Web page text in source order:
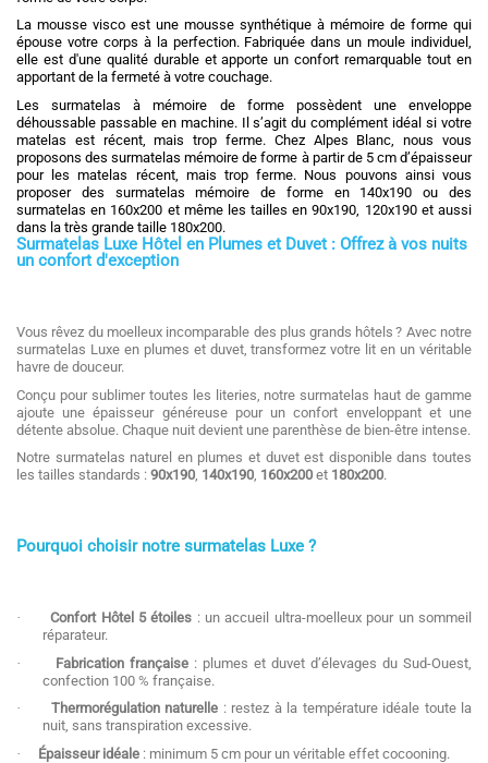
La mousse visco est une mousse synthétique à mémoire de forme qui
épouse votre corps à la perfection. Fabriquée dans un moule individuel,
elle est d'une qualité durable et apporte un confort remarquable tout en
apportant de la fermeté à votre couchage.
Les surmatelas à mémoire de forme possèdent une enveloppe
déhoussable passable en machine. Il s’agit du complément idéal si votre
matelas est récent, mais trop ferme. Chez Alpes Blanc, nous vous
proposons des surmatelas mémoire de forme à partir de 5 cm d’épaisseur
pour les matelas récent, mais trop ferme. Nous pouvons ainsi vous
proposer des surmatelas mémoire de forme en 140x190 ou des
surmatelas en 160x200 et même les tailles en 90x190, 120x190 et aussi
dans la très grande taille 180x200.
Surmatelas Luxe Hôtel en Plumes et Duvet : Offrez à vos nuits
un confort d'exception
Vous rêvez du moelleux incomparable des plus grands hôtels ? Avec notre
surmatelas Luxe en plumes et duvet, transformez votre lit en un véritable
havre de douceur.
Conçu pour sublimer toutes les literies, notre surmatelas haut de gamme
ajoute une épaisseur généreuse pour un confort enveloppant et une
détente absolue. Chaque nuit devient une parenthèse de bien-être intense.
Notre surmatelas naturel en plumes et duvet est disponible dans toutes
les tailles standards : 90x190, 140x190, 160x200 et 180x200.
Pourquoi choisir notre surmatelas Luxe ?
· Confort Hôtel 5 étoiles : un accueil ultra-moelleux pour un sommeil
réparateur.
·
Fabrication française : plumes et duvet d’élevages du Sud-Ouest,
confection 100 % française.
·
Thermorégulation naturelle : restez à la température idéale toute la
nuit, sans transpiration excessive.
·
Épaisseur idéale : minimum 5 cm pour un véritable effet cocooning.